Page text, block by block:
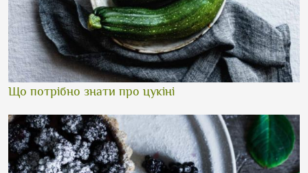
Що потрібно знати про цукіні